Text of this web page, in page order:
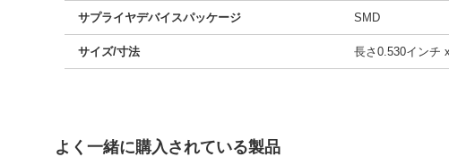
サプライヤデバイスパッケージ SMD
サイズ/寸法 長さ0.530インチ
よく一緒に購入されている製品